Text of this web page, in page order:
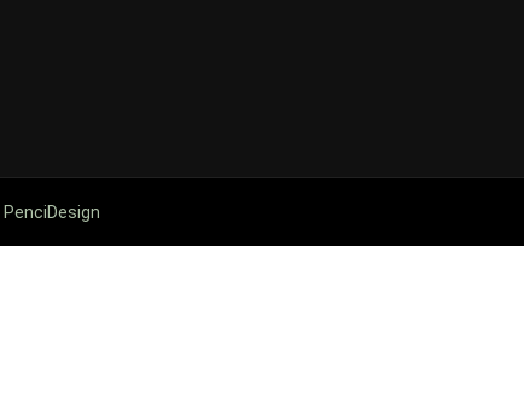
PenciDesign